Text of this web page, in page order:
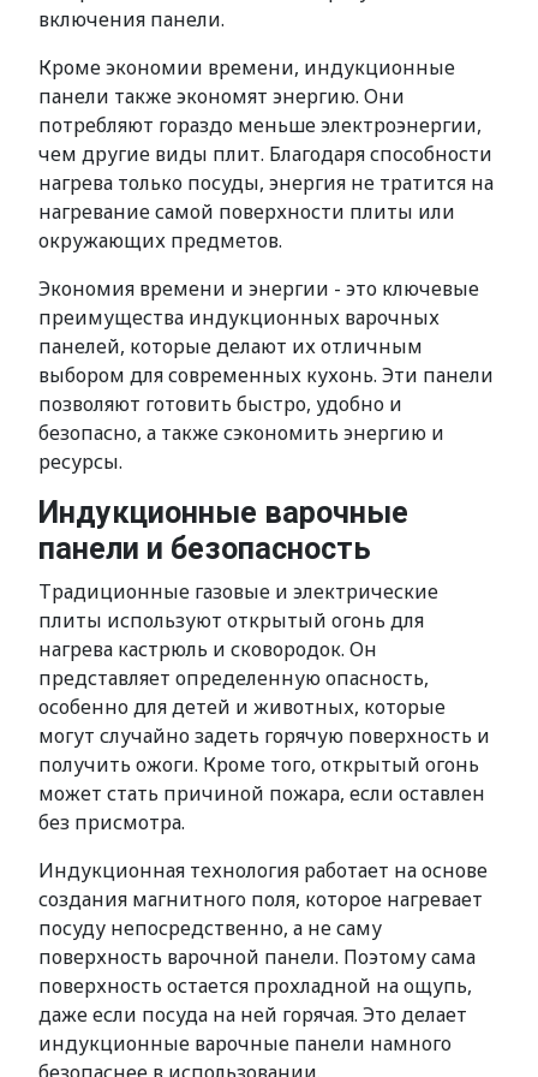
включения панели.
Кроме экономии времени, индукционные
панели также экономят энергию. Они
потребляют гораздо меньше электроэнергии,
чем другие виды плит. Благодаря способности
нагрева только посуды, энергия не тратится на
нагревание самой поверхности плиты или
окружающих предметов.
Экономия времени и энергии - это ключевые
преимущества индукционных варочных
панелей, которые делают их отличным
выбором для современных кухонь. Эти панели
позволяют готовить быстро, удобно и
безопасно, а также сэкономить энергию и
ресурсы.
Индукционные варочные
панели и безопасность
Традиционные газовые и электрические
плиты используют открытый огонь для
нагрева кастрюль и сковородок. Он
представляет определенную опасность,
особенно для детей и животных, которые
могут случайно задеть горячую поверхность и
получить ожоги. Кроме того, открытый огонь
может стать причиной пожара, если оставлен
без присмотра.
Индукционная технология работает на основе
создания магнитного поля, которое нагревает
посуду непосредственно, а не саму
поверхность варочной панели. Поэтому сама
поверхность остается прохладной на ощупь,
даже если посуда на ней горячая. Это делает
индукционные варочные панели намного